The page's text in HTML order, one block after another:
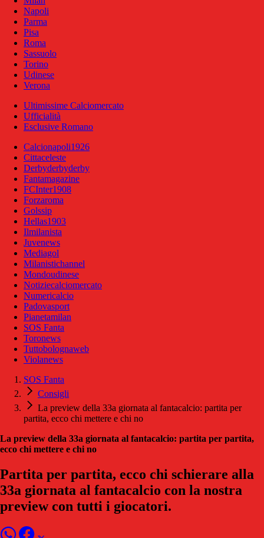
Napoli
Parma
Pisa
Roma
Sassuolo
Torino
Udinese
Verona
Ultimissime Calciomercato
Ufficialità
Esclusive Romano
Calcionapoli1926
Cittaceleste
Derbyderbyderby
Fantamagazine
FCInter1908
Forzaroma
Golssip
Hellas1903
Ilmilanista
Juvenews
Mediagol
Milanistichannel
Mondoudinese
Notiziecalciomercato
Numericalcio
Padovasport
Pianetamilan
SOS Fanta
Toronews
Tuttobolognaweb
Violanews
SOS Fanta
Consigli
La preview della 33a giornata al fantacalcio: partita per
partita, ecco chi mettere e chi no
La preview della 33a giornata al fantacalcio: partita per partita,
ecco chi mettere e chi no
Partita per partita, ecco chi schierare alla
33a giornata al fantacalcio con la nostra
preview con tutti i giocatori.